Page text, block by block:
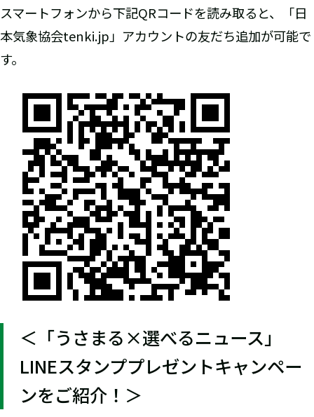
スマートフォンから下記QRコードを読み取ると、「日
本気象協会tenki.jp」アカウントの友だち追加が可能で
す。
＜「うさまる×選べるニュース」
LINEスタンププレゼントキャンペー
ンをご紹介！＞